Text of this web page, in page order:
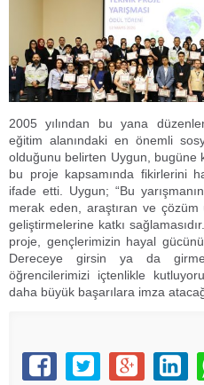
2005 yılından bu yana
eğitim alanındaki en önemli
olduğunu belirten Uygun, bugüne
bu proje kapsamında fikirlerini
ifade etti. Uygun; “Bu
merak eden, araştıran ve
geliştirmelerine katkı
proje, gençlerimizin hayal
Dereceye girsin ya da
öğrencilerimizi içtenlikle
daha büyük başarılara imza